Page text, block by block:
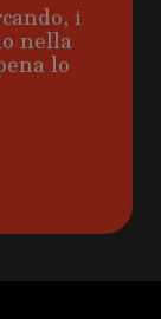
i
nella
lo